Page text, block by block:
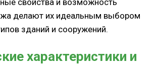
свойства и возможность
делают их идеальным выбором
зданий и сооружений.
характеристики и